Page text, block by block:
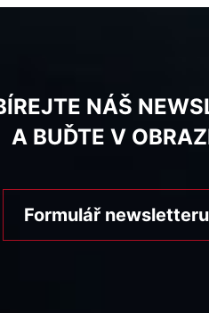
NÁŠ
A BUĎTE V
Formulář newsletteru